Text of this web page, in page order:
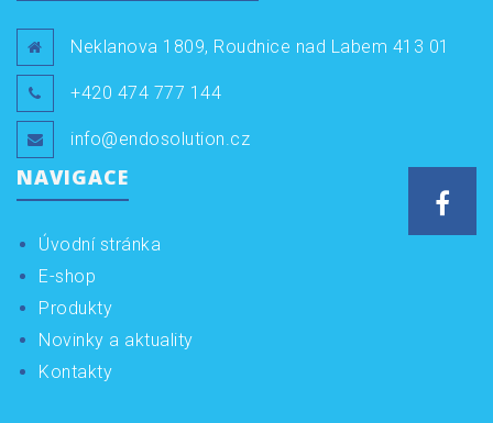
Neklanova 1809, Roudnice nad Labem 413 01
+420 474 777 144
info@endosolution.cz
NAVIGACE
Úvodní stránka
E-shop
Produkty
Novinky a aktuality
Kontakty